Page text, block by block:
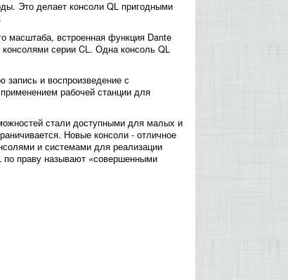
Это делает консоли QL пригодными
масштаба, встроенная функция Dante
серии CL. Одна консоль QL
и воспроизведение с
рабочей станции для
стали доступными для малых и
Новые консоли - отличное
и системами для реализации
по праву называют «совершенными